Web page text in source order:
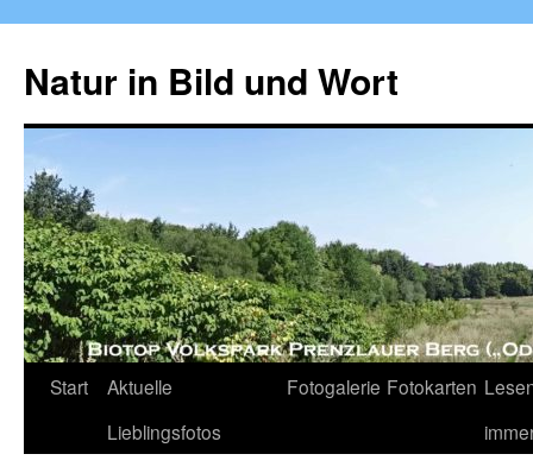
springen
Natur in Bild und Wort
Start
Aktuelle
Lieblingsfotos
Fotogalerie Fotokarten